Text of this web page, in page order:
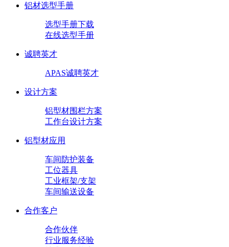
铝材选型手册
选型手册下载
在线选型手册
诚聘英才
APAS诚聘英才
设计方案
铝型材围栏方案
工作台设计方案
铝型材应用
车间防护装备
工位器具
工业框架/支架
车间输送设备
合作客户
合作伙伴
行业服务经验